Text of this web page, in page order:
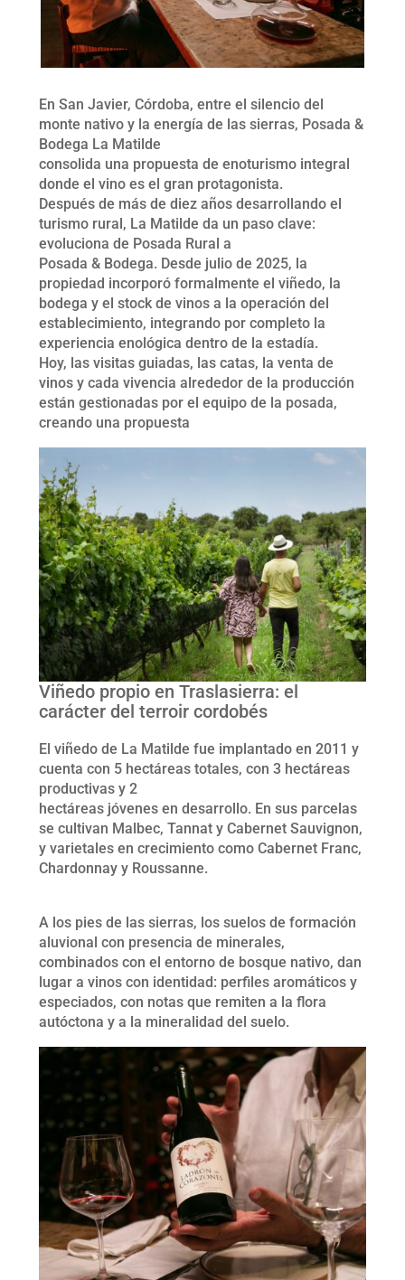
En San Javier, Córdoba, entre el silencio del
monte nativo y la energía de las sierras, Posada &
Bodega La Matilde
consolida una propuesta de enoturismo integral
donde el vino es el gran protagonista.
Después de más de diez años desarrollando el
turismo rural, La Matilde da un paso clave:
evoluciona de Posada Rural a
Posada & Bodega. Desde julio de 2025, la
propiedad incorporó formalmente el viñedo, la
bodega y el stock de vinos a la operación del
establecimiento, integrando por completo la
experiencia enológica dentro de la estadía.
Hoy, las visitas guiadas, las catas, la venta de
vinos y cada vivencia alrededor de la producción
están gestionadas por el equipo de la posada,
creando una propuesta
Viñedo propio en Traslasierra: el
carácter del terroir cordobés
El viñedo de La Matilde fue implantado en 2011 y
cuenta con 5 hectáreas totales, con 3 hectáreas
productivas y 2
hectáreas jóvenes en desarrollo. En sus parcelas
se cultivan Malbec, Tannat y Cabernet Sauvignon,
y varietales en crecimiento como Cabernet Franc,
Chardonnay y Roussanne.
A los pies de las sierras, los suelos de formación
aluvional con presencia de minerales,
combinados con el entorno de bosque nativo, dan
lugar a vinos con identidad: perfiles aromáticos y
especiados, con notas que remiten a la flora
autóctona y a la mineralidad del suelo.